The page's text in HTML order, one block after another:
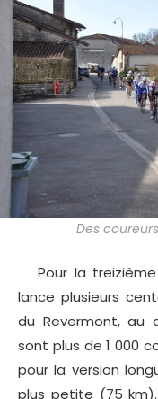
Des
Pour la treizième
lance plusieurs
du Revermont, au
sont plus de 1 000
pour la version
plus petite (75 km).